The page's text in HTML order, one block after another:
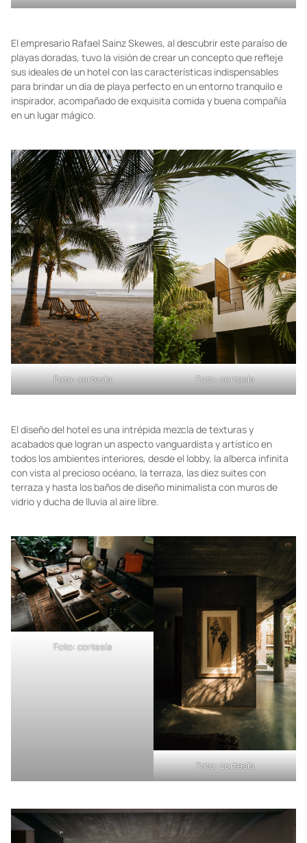
El empresario Rafael Sainz Skewes, al descubrir este paraíso de
playas doradas, tuvo la visión de crear un concepto que refleje
sus ideales de un hotel con las características indispensables
para brindar un día de playa perfecto en un entorno tranquilo e
inspirador, acompañado de exquisita comida y buena compañía
en un lugar mágico.
Foto: cortesía Foto: cortesía
El diseño del hotel es una intrépida mezcla de texturas y
acabados que logran un aspecto vanguardista y artístico en
todos los ambientes interiores, desde el lobby, la alberca infinita
con vista al precioso océano, la terraza, las diez suites con
terraza y hasta los baños de diseño minimalista con muros de
vidrio y ducha de lluvia al aire libre.
Foto: cortesía
Foto: cortesía